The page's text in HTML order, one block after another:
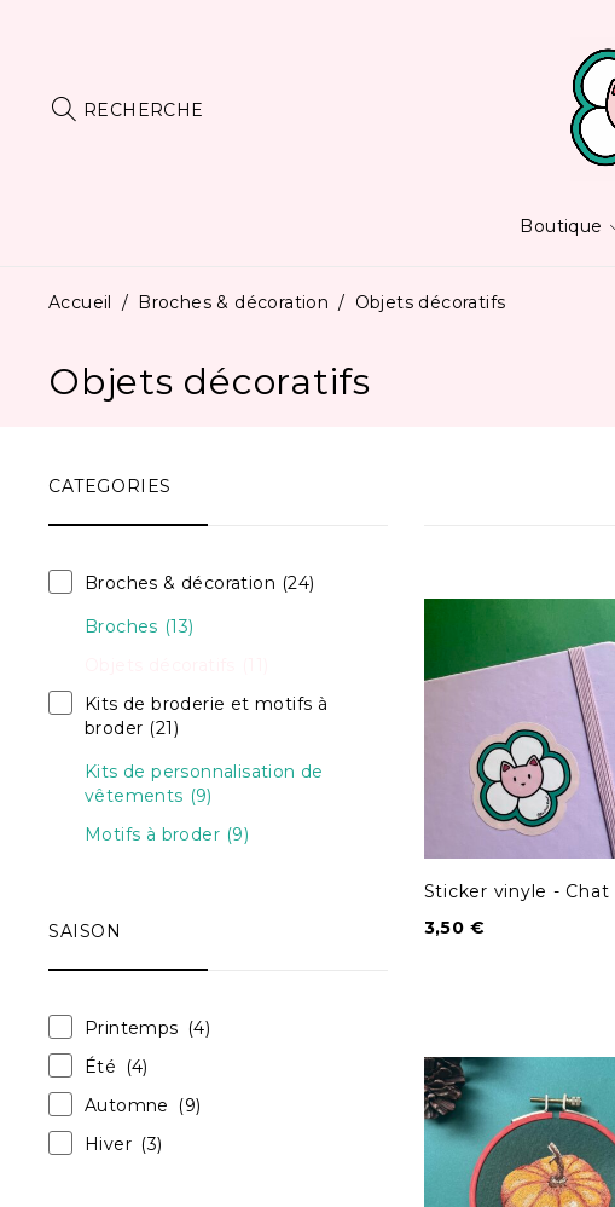
RECHERCHE
Boutique
Objets décoratifs
Accueil / Broches & décoration / Objets décoratifs
CATEGORIES
Broches & décoration (24)
Broches (13)
Kits de broderie et motifs à
broder (21)
Kits de personnalisation de
vêtements (9)
Motifs à broder (9)
SAISON
Printemps (4)
Été
(4)
Automne
(9)
Hiver (3)
Sticker vinyle - Chat
3,50 €